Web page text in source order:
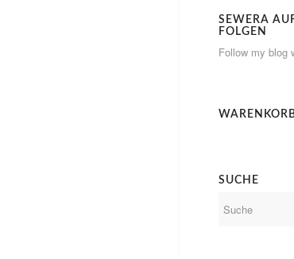
SEWERA
FOLGEN
Follow my blog
SUCHE